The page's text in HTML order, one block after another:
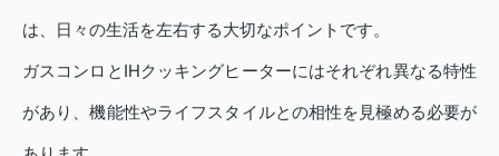
は、日々の生活を左右する大切なポイントです。
ガスコンロとIHクッキングヒーターにはそれぞれ異なる特性
があり、機能性やライフスタイルとの相性を見極める必要が